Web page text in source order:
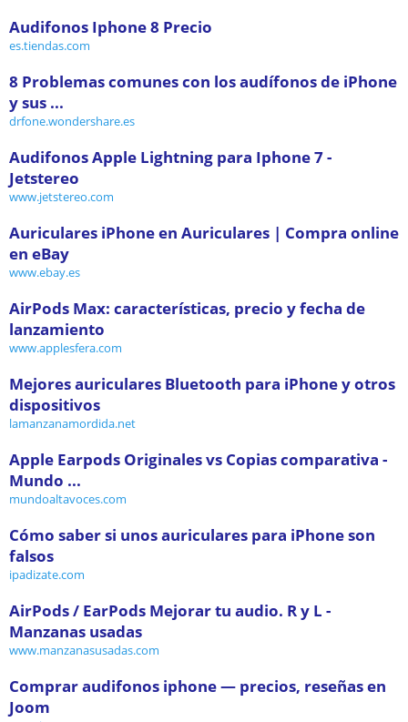
Audifonos Iphone 8 Precio
es.tiendas.com
8 Problemas comunes con los audífonos de iPhone
y sus ...
drfone.wondershare.es
Audifonos Apple Lightning para Iphone 7 -
Jetstereo
www.jetstereo.com
Auriculares iPhone en Auriculares | Compra online
en eBay
www.ebay.es
AirPods Max: características, precio y fecha de
lanzamiento
www.applesfera.com
Mejores auriculares Bluetooth para iPhone y otros
dispositivos
lamanzanamordida.net
Apple Earpods Originales vs Copias comparativa -
Mundo ...
mundoaltavoces.com
Cómo saber si unos auriculares para iPhone son
falsos
ipadizate.com
AirPods / EarPods Mejorar tu audio. R y L -
Manzanas usadas
www.manzanasusadas.com
Comprar audifonos iphone — precios, reseñas en
Joom